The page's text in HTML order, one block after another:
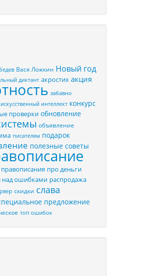
Вася Ложкин Новый год
диктант акростих акция
забавно
искусственный интеллект конкурс
проверки обновление
объявление
писателям подарок
полезные советы
про деньги
над ошибками распродажа
скидки слава
предложение
топ ошибок